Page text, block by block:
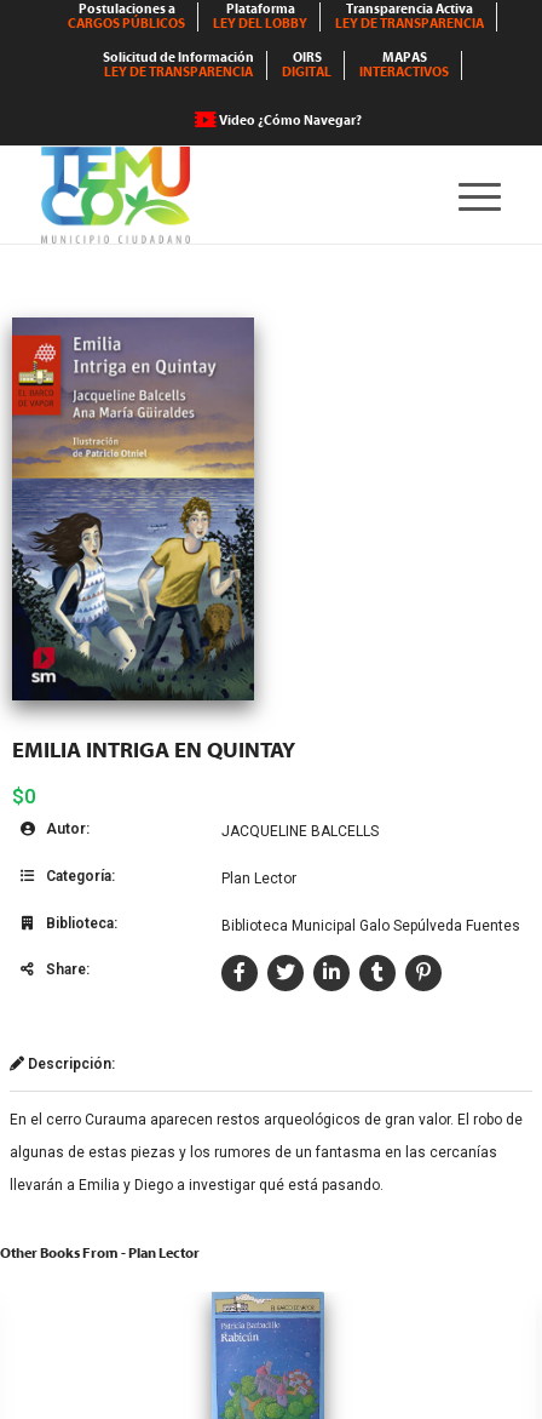
Postulaciones a
CARGOS PÚBLICOS
Plataforma
LEY DEL LOBBY
Transparencia Activa
LEY DE TRANSPARENCIA
Solicitud de Información
LEY DE TRANSPARENCIA
OIRS
DIGITAL
MAPAS
INTERACTIVOS
Video ¿Cómo Navegar?
EMILIA INTRIGA EN QUINTAY
$0
Autor: JACQUELINE BALCELLS
Categoría: Plan Lector
Biblioteca: Biblioteca Municipal Galo Sepúlveda Fuentes
Share:
Descripción:
En el cerro Curauma aparecen restos arqueológicos de gran valor. El robo de
algunas de estas piezas y los rumores de un fantasma en las cercanías
llevarán a Emilia y Diego a investigar qué está pasando.
Other Books From - Plan Lector